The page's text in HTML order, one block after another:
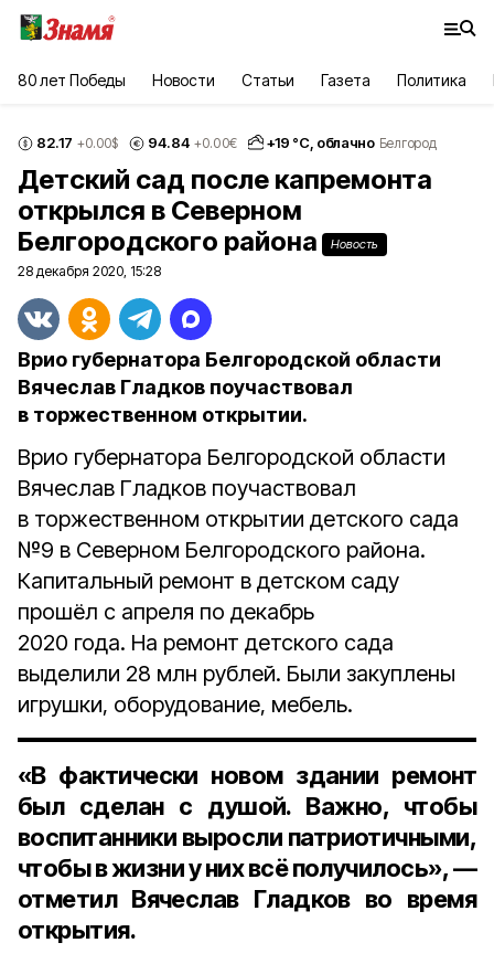
80 лет Победы Новости Статьи Газета Политика
82.17 +0.00$ 94.84 +0.00€ +19 °С, облачно Белгород
Детский сад после капремонта
открылся в Северном
Белгородского района
Новость
28 декабря 2020, 15:28
Врио губернатора Белгородской области
Вячеслав Гладков поучаствовал
в торжественном открытии.
Врио губернатора Белгородской области
Вячеслав Гладков поучаствовал
в торжественном открытии детского сада
№9 в Северном Белгородского района.
Капитальный ремонт в детском саду
прошёл с апреля по декабрь
2020 года. На ремонт детского сада
выделили 28 млн рублей. Были закуплены
игрушки, оборудование, мебель.
«В фактически новом здании ремонт
был сделан с душой. Важно, чтобы
воспитанники выросли патриотичными,
чтобы в жизни у них всё получилось», —
отметил Вячеслав Гладков во время
открытия.